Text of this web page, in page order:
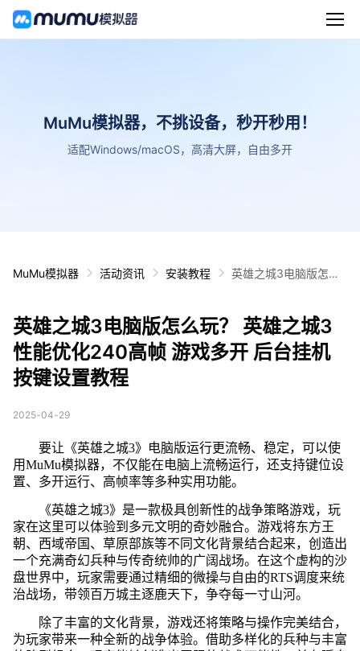
MuMu模拟器，不挑设备，秒开秒用！
适配Windows/macOS，高清大屏，自由多开
MuMu模拟器 活动资讯 安装教程
英雄之城3电脑版怎么
后台挂机 按键设置教程
英雄之城3电脑版怎么玩？ 英雄之城3
性能优化240高帧 游戏多开 后台挂机
按键设置教程
2025-04-29
要让《英雄之城3》电脑版运行更流畅、稳定，可以使
用MuMu模拟器，不仅能在电脑上流畅运行，还支持键位设
置、多开运行、高帧率等多种实用功能。
《英雄之城3》是一款极具创新性的战争策略游戏，玩
家在这里可以体验到多元文明的奇妙融合。游戏将东方王
朝、西域帝国、草原部族等不同文化背景结合起来，创造出
一个充满奇幻兵种与传奇统帅的广阔战场。在这个虚构的沙
盘世界中，玩家需要通过精细的微操与自由的RTS调度来统
治战场，带领百万城主逐鹿天下，争夺每一寸山河。
除了丰富的文化背景，游戏还将策略与操作完美结合，
为玩家带来一种全新的战争体验。借助多样化的兵种与丰富